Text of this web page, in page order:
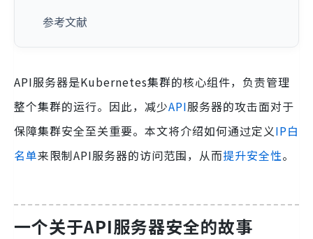
参考文献
API服务器是Kubernetes集群的核心组件，负责管理
整个集群的运行。因此，减少API服务器的攻击面对于
保障集群安全至关重要。本文将介绍如何通过定义IP白
名单来限制API服务器的访问范围，从而提升安全性。
一个关于API服务器安全的故事